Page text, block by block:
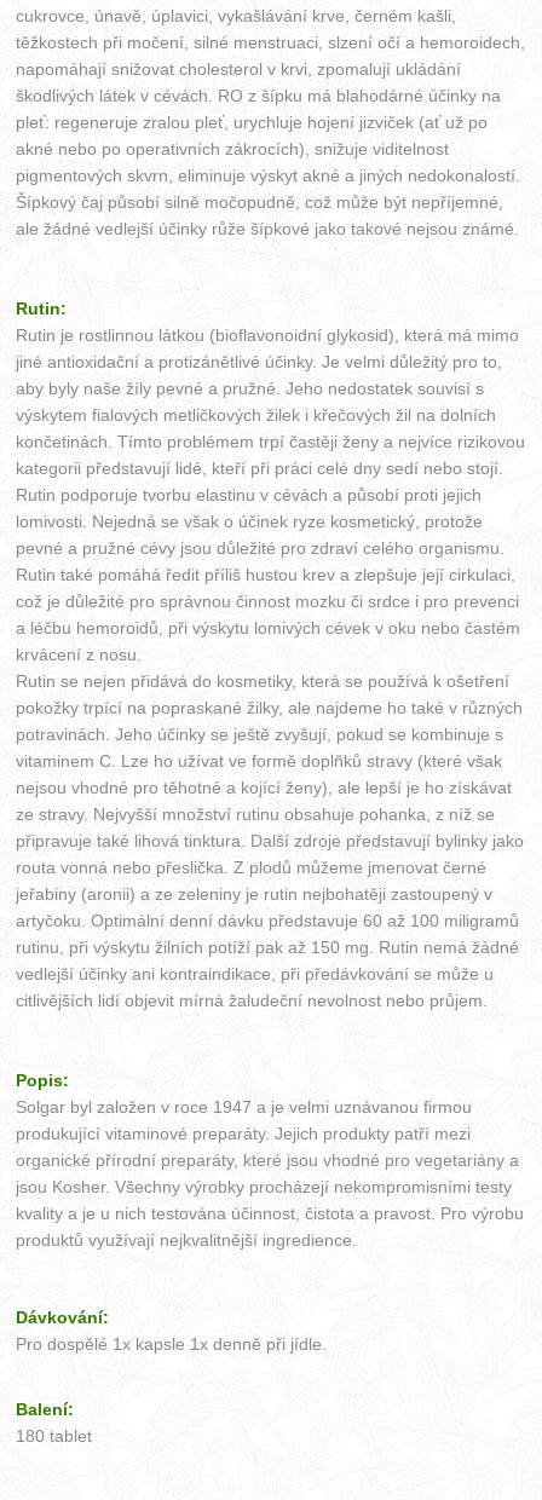
cukrovce, únavě, úplavici, vykašlávání krve, černém kašli,
těžkostech při močení, silné menstruaci, slzení očí a hemoroidech,
napomáhají snižovat cholesterol v krvi, zpomalují ukládání
škodlivých látek v cévách. RO z šípku má blahodárné účinky na
pleť: regeneruje zralou pleť, urychluje hojení jizviček (ať už po
akné nebo po operativních zákrocích), snižuje viditelnost
pigmentových skvrn, eliminuje výskyt akné a jiných nedokonalostí.
Šípkový čaj působí silně močopudně, což může být nepříjemné,
ale žádné vedlejší účinky růže šípkové jako takové nejsou známé.
Rutin:
Rutin je rostlinnou látkou (bioflavonoidní glykosid), která má mimo
jiné antioxidační a protizánětlivé účinky. Je velmi důležitý pro to,
aby byly naše žíly pevné a pružné. Jeho nedostatek souvisí s
výskytem fialových metličkových žilek i křečových žil na dolních
končetinách. Tímto problémem trpí častěji ženy a nejvíce rizikovou
kategorii představují lidé, kteří při práci celé dny sedí nebo stojí.
Rutin podporuje tvorbu elastinu v cévách a působí proti jejich
lomivosti. Nejedná se však o účinek ryze kosmetický, protože
pevné a pružné cévy jsou důležité pro zdraví celého organismu.
Rutin také pomáhá ředit příliš hustou krev a zlepšuje její cirkulaci,
což je důležité pro správnou činnost mozku či srdce i pro prevenci
a léčbu hemoroidů, při výskytu lomivých cévek v oku nebo častém
krvácení z nosu.
Rutin se nejen přidává do kosmetiky, která se používá k ošetření
pokožky trpící na popraskané žilky, ale najdeme ho také v různých
potravinách. Jeho účinky se ještě zvyšují, pokud se kombinuje s
vitaminem C. Lze ho užívat ve formě doplňků stravy (které však
nejsou vhodné pro těhotné a kojící ženy), ale lepší je ho získávat
ze stravy. Nejvyšší množství rutinu obsahuje pohanka, z níž se
připravuje také lihová tinktura. Další zdroje představují bylinky jako
routa vonná nebo přeslička. Z plodů můžeme jmenovat černé
jeřabiny (aronii) a ze zeleniny je rutin nejbohatěji zastoupený v
artyčoku. Optimální denní dávku představuje 60 až 100 miligramů
rutinu, při výskytu žilních potíží pak až 150 mg. Rutin nemá žádné
vedlejší účinky ani kontraindikace, při předávkování se může u
citlivějších lidí objevit mírná žaludeční nevolnost nebo průjem.
Popis:
Solgar byl založen v roce 1947 a je velmi uznávanou firmou
produkující vitaminové preparáty. Jejich produkty patří mezi
organické přírodní preparáty, které jsou vhodné pro vegetariány a
jsou Kosher. Všechny výrobky procházejí nekompromisními testy
kvality a je u nich testována účinnost, čistota a pravost. Pro výrobu
produktů využívají nejkvalitnější ingredience.
Dávkování:
Pro dospělé 1x kapsle 1x denně při jídle.
Balení:
180 tablet